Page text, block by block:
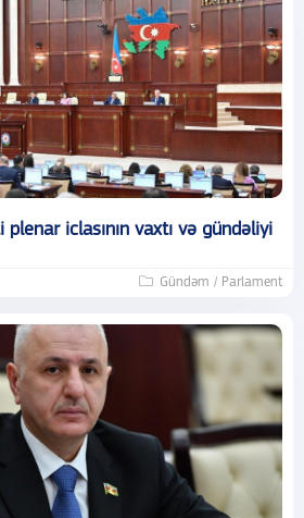
iclasının vaxtı və gündəliyi
Gündəm / Parlament